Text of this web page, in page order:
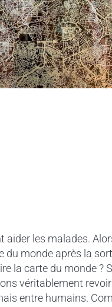
aider les malades.
du monde après la
la carte du monde ?
véritablement
entre humains.